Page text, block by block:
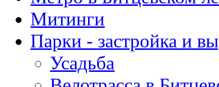
Митинги
Парки - застройка и
Усадьба